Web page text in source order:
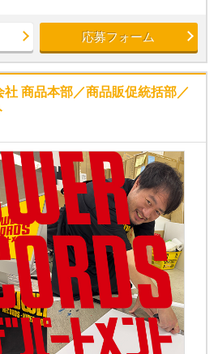
応募フォーム
商品本部／商品販促統括部／